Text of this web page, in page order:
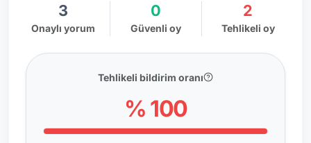
3
Onaylı yorum
0
Güvenli oy
2
Tehlikeli oy
Tehlikeli bildirim oranı
% 100